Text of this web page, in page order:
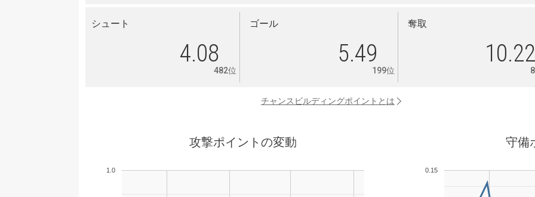
シュート
4.08
482位
ゴール
5.49
199位
奪取
10.22
チャンスビルディングポイントとは
攻撃ポイントの変動
1.0
守備
0.15